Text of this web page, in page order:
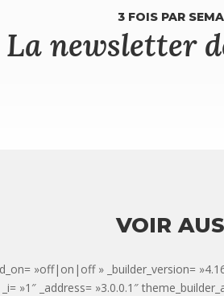
3 FOIS PAR
La newsletter
VOIR
»off|on|off » _builder_version=
»1″ _address= »3.0.0.1″